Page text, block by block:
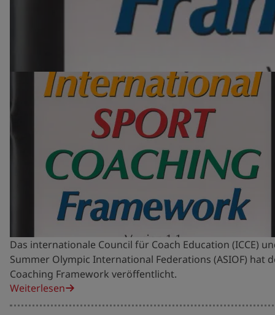
Das internationale Council für Coach Education (ICCE)
Summer Olympic International Federations (ASIOF) hat
Coaching Framework veröffentlicht.
Weiterlesen